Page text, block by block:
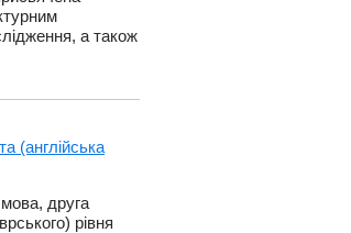
а також
(англійська
друга
рівня